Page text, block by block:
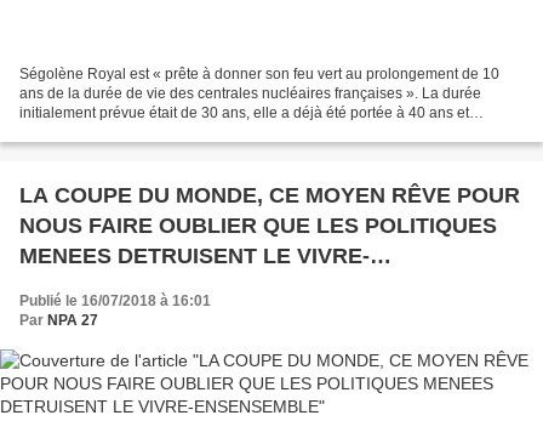
Ségolène Royal est « prête à donner son feu vert au prolongement de 10
ans de la durée de vie des centrales nucléaires françaises ». La durée
initialement prévue était de 30 ans, elle a déjà été portée à 40 ans et
LA COUPE DU MONDE, CE MOYEN RÊVE POUR
NOUS FAIRE OUBLIER QUE LES POLITIQUES
MENEES DETRUISENT LE VIVRE-
ENSENSEMBLE
Publié le 16/07/2018 à 16:01
Par NPA 27